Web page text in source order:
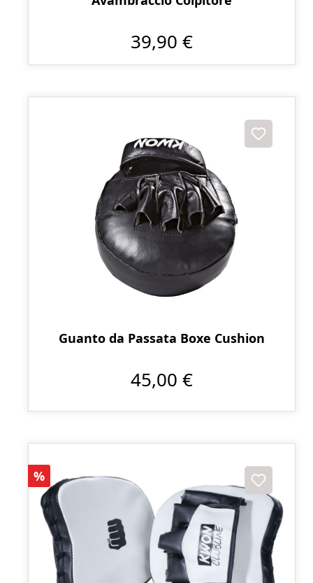
39,90 €
Guanto da Passata Boxe Cushion
45,00 €
Sconto
%